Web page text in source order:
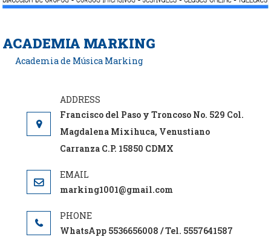
ACADEMIA MARKING
Academia de Música Marking
Francisco del Paso y Troncoso No. 529 Col.
Magdalena Mixihuca, Venustiano
Carranza C.P. 15850 CDMX
marking1001@gmail.com
WhatsApp 5536656008 / Tel. 5557641587